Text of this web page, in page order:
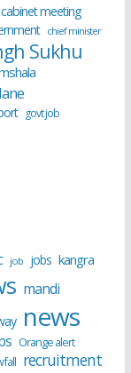
cabinet meeting
chief minister
Sukhu
govt job
job jobs kangra
mandi
news
Orange alert
recruitment